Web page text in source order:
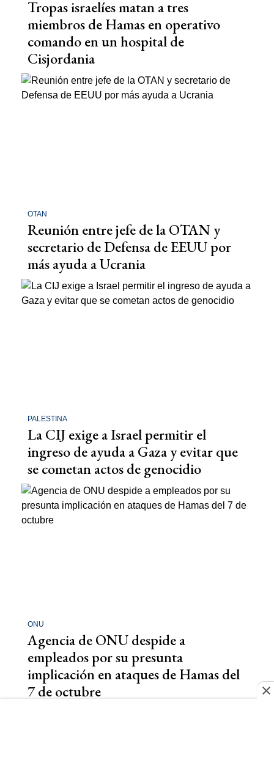
Tropas israelíes matan a tres
miembros de Hamas en operativo
comando en un hospital de
Cisjordania
OTAN
Reunión entre jefe de la OTAN y
secretario de Defensa de EEUU por
más ayuda a Ucrania
PALESTINA
La CIJ exige a Israel permitir el
ingreso de ayuda a Gaza y evitar que
se cometan actos de genocidio
ONU
Agencia de ONU despide a
empleados por su presunta
implicación en ataques de Hamas del
7 de octubre